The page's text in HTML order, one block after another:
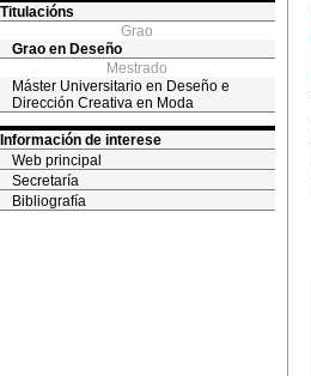
Titulacións
Grao
Grao en Deseño
Mestrado
Máster Universitario en Deseño e
Dirección Creativa en Moda
Información de interese
Web principal
Secretaría
Bibliografía